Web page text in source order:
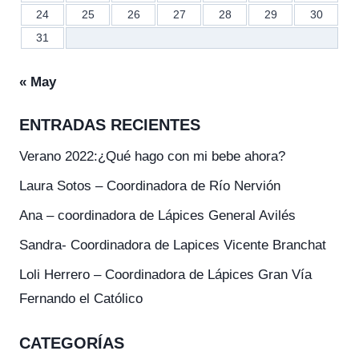
24
25 26 27 28 29
30
31
« May
ENTRADAS RECIENTES
Verano 2022:¿Qué hago con mi bebe ahora?
Laura Sotos – Coordinadora de Río Nervión
Ana – coordinadora de Lápices General Avilés
Sandra- Coordinadora de Lapices Vicente Branchat
Loli Herrero – Coordinadora de Lápices Gran Vía
Fernando el Católico
CATEGORÍAS